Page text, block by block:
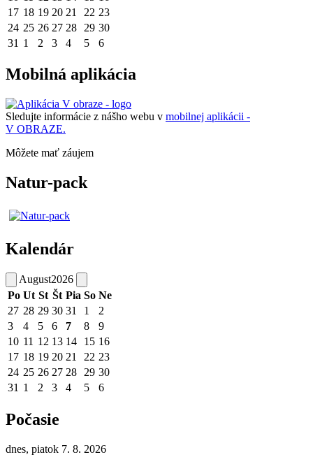
17 18 19 20 21 22 23
24 25 26 27 28 29 30
31 1 2 3 4 5 6
Mobilná aplikácia
Sledujte informácie z nášho webu v mobilnej aplikácii -
V OBRAZE.
Môžete mať záujem
Natur-pack
Kalendár
August2026
Po Ut St Št Pia So Ne
27 28 29 30 31 1
2
3
4 5 6 7 8
9
10 11 12 13 14 15 16
17 18 19 20 21 22 23
24 25 26 27 28 29 30
31 1 2 3 4 5 6
Počasie
dnes, piatok 7. 8. 2026